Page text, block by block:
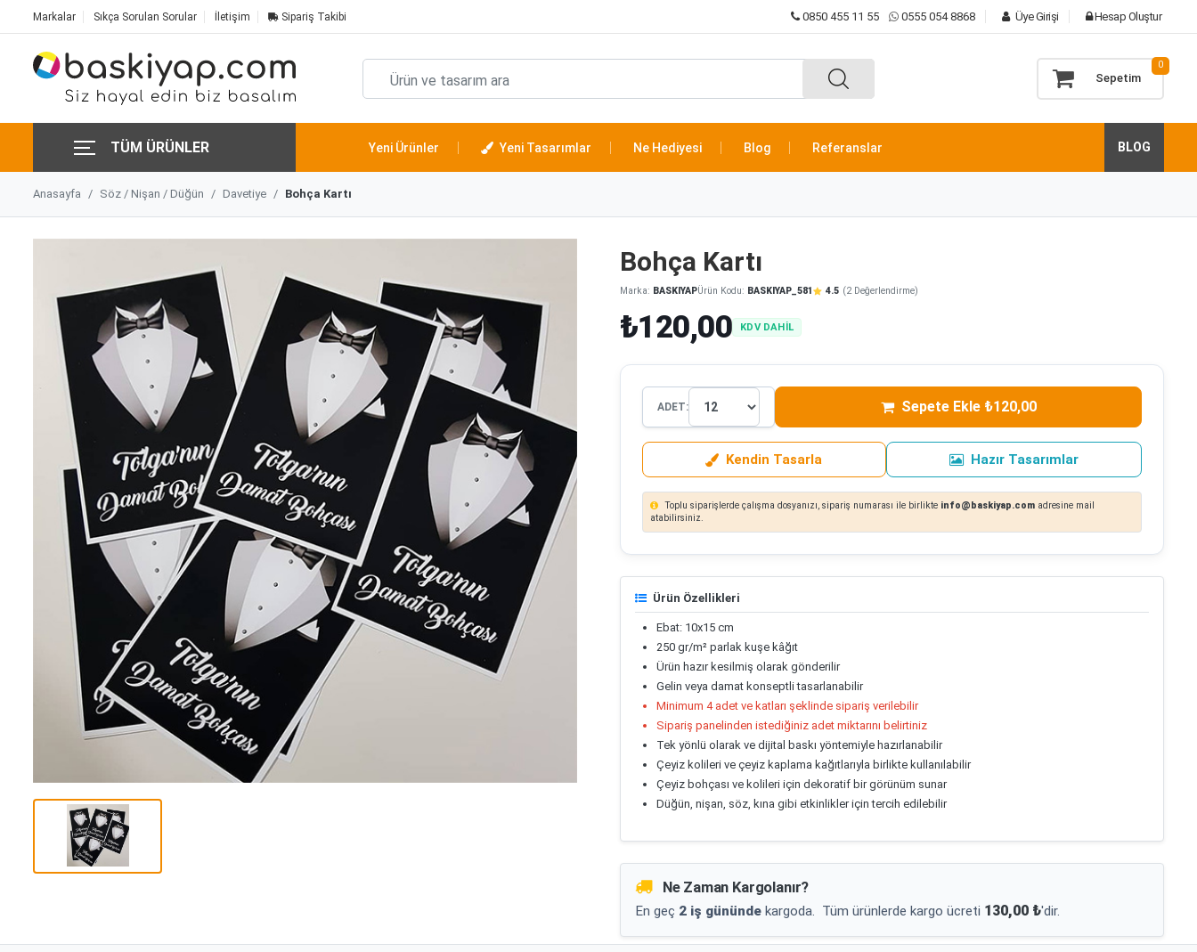
Markalar Sıkça Sorulan Sorular İletişim Sipariş Takibi 0850 455 11 55 0555 054 8868 Üye Girişi Hesap Oluştur
Sepetim
0
TÜM ÜRÜNLER Yeni Ürünler Yeni Tasarımlar Ne Hediyesi Blog Referanslar BLOG
Anasayfa Söz / Nişan / Düğün Davetiye Bohça Kartı
Bohça Kartı
Marka: BASKIYAPÜrün Kodu: BASKIYAP_581 4.5 (2 Değerlendirme)
₺120,00 KDV DAHİL
ADET: Sepete Ekle ₺120,00
Kendin Tasarla Hazır Tasarımlar
Toplu siparişlerde çalışma dosyanızı, sipariş numarası ile birlikte info@baskiyap.com adresine mail
atabilirsiniz.
Ürün Özellikleri
Ebat: 10x15 cm
250 gr/m² parlak kuşe kâğıt
Ürün hazır kesilmiş olarak gönderilir
Gelin veya damat konseptli tasarlanabilir
Minimum 4 adet ve katları şeklinde sipariş verilebilir
Sipariş panelinden istediğiniz adet miktarını belirtiniz
Tek yönlü olarak ve dijital baskı yöntemiyle hazırlanabilir
Çeyiz kolileri ve çeyiz kaplama kağıtlarıyla birlikte kullanılabilir
Çeyiz bohçası ve kolileri için dekoratif bir görünüm sunar
Düğün, nişan, söz, kına gibi etkinlikler için tercih edilebilir
Ne Zaman Kargolanır?
En geç 2 iş gününde kargoda. Tüm ürünlerde kargo ücreti 130,00 ₺'dir.